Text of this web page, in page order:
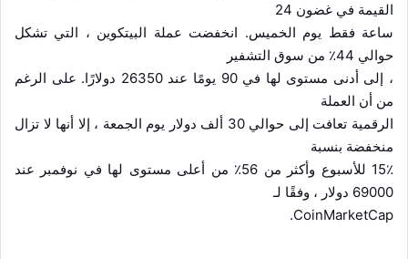
القيمة في غضون 24
ساعة فقط يوم الخميس. انخفضت عملة البيتكوين ، التي تشكل
حوالي 44٪ من سوق التشفير
، إلى أدنى مستوى لها في 90 يومًا عند 26350 دولارًا. على الرغم
من أن العملة
الرقمية تعافت إلى حوالي 30 ألف دولار يوم الجمعة ، إلا أنها لا تزال
منخفضة بنسبة
15٪ للأسبوع وأكثر من 56٪ من أعلى مستوى لها في نوفمبر عند
69000 دولار ، وفقًا لـ
CoinMarketCap
.